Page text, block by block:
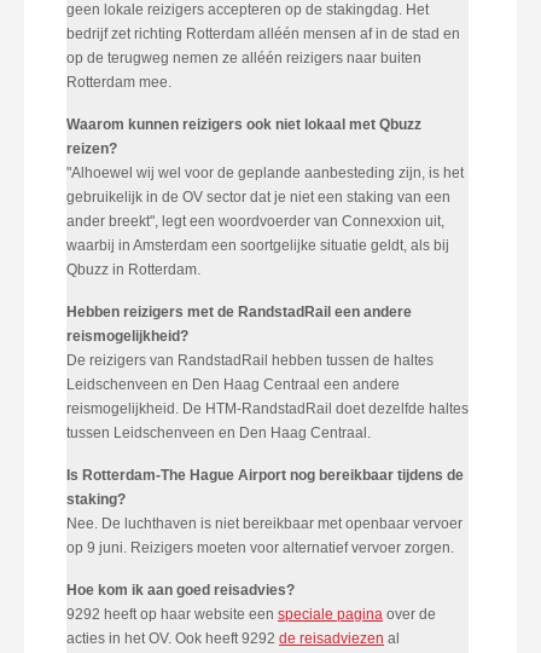
geen lokale reizigers accepteren op de stakingdag. Het
bedrijf zet richting Rotterdam alléén mensen af in de stad en
op de terugweg nemen ze alléén reizigers naar buiten
Rotterdam mee.
Waarom kunnen reizigers ook niet lokaal met Qbuzz
reizen?
"Alhoewel wij wel voor de geplande aanbesteding zijn, is het
gebruikelijk in de OV sector dat je niet een staking van een
ander breekt", legt een woordvoerder van Connexxion uit,
waarbij in Amsterdam een soortgelijke situatie geldt, als bij
Qbuzz in Rotterdam.
Hebben reizigers met de RandstadRail een andere
reismogelijkheid?
De reizigers van RandstadRail hebben tussen de haltes
Leidschenveen en Den Haag Centraal een andere
reismogelijkheid. De HTM-RandstadRail doet dezelfde haltes
tussen Leidschenveen en Den Haag Centraal.
Is Rotterdam-The Hague Airport nog bereikbaar tijdens de
staking?
Nee. De luchthaven is niet bereikbaar met openbaar vervoer
op 9 juni. Reizigers moeten voor alternatief vervoer zorgen.
Hoe kom ik aan goed reisadvies?
9292 heeft op haar website een speciale pagina over de
acties in het OV. Ook heeft 9292 de reisadviezen al